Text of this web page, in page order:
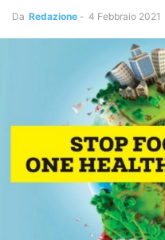
Da Redazione - 4 Febbraio 2021